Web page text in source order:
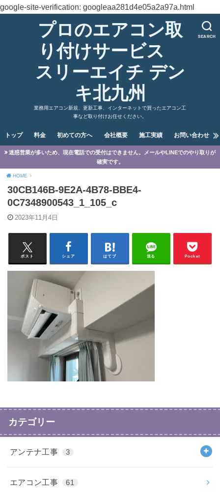
google-site-verification: googleaa281d4e05a2a97a.html
SEARCH
プロのエアコン取
り付けサービス
スリーエイチ デン
キ北九州
業務用エアコン新規、更新工事、インターネットで買ったエアコン工
事など取り付けお任せください。
トップ 料金 初めての方へ 会社概要 施工実績 お問い合わせ
迷惑営業が多いため、現在電話での受付はできません。メールやLINEでのやり取りが
確実です。
HOME
30CB146B-9E2A-4B78-BBE4-
0C7348900543_1_105_c
2023年11月4日
ポスト シェア はてブ 送る Pocket
カテゴリー
アンテナ工事 3
エアコン工事 61